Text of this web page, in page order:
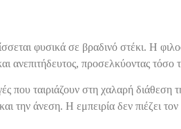
φυσικά σε βραδινό στέκι. Η
προσελκύοντας τόσο
που ταιριάζουν στη χαλαρή
άνεση. Η εμπειρία δεν πιέζει τον